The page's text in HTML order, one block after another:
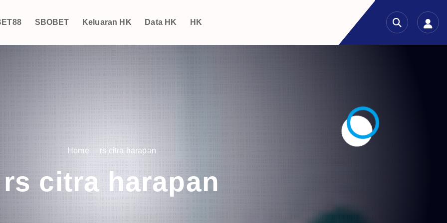
SBOBET Keluaran HK Data HK HK
Home rs citra harapan
rs citra harapan